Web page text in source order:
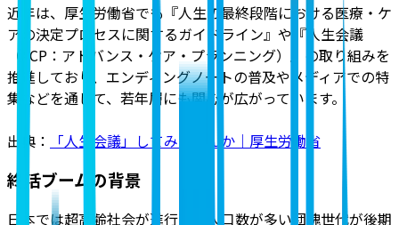
近年は、厚生労働省でも『人生の最終段階における医療・ケ
アの決定プロセスに関するガイドライン』や『人生会議
（ACP：アドバンス・ケア・プランニング）』の取り組みを
推進しており、エンディングノートの普及やメディアでの特
集などを通じて、若年層にも関心が広がっています。
出典：
「人生会議」してみませんか｜厚生労働省
終活ブームの背景
日本では超高齢社会が進行し、人口数が多い団塊世代が後期